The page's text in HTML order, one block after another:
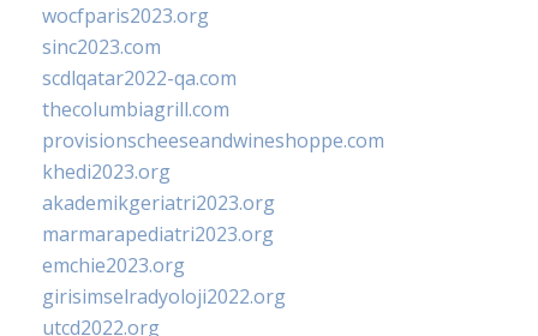
wocfparis2023.org
sinc2023.com
scdlqatar2022-qa.com
thecolumbiagrill.com
provisionscheeseandwineshoppe.com
khedi2023.org
akademikgeriatri2023.org
marmarapediatri2023.org
emchie2023.org
girisimselradyoloji2022.org
utcd2022.org